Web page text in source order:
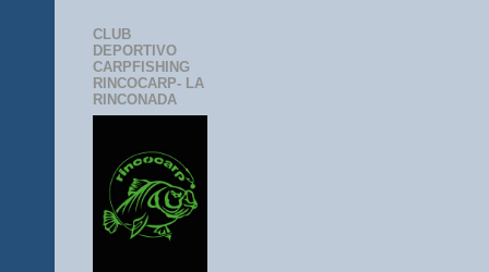
CLUB
DEPORTIVO
CARPFISHING
RINCOCARP- LA
RINCONADA